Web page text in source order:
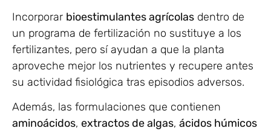
Incorporar bioestimulantes agrícolas dentro de
un programa de fertilización no sustituye a los
fertilizantes, pero sí ayudan a que la planta
aproveche mejor los nutrientes y recupere antes
su actividad fisiológica tras episodios adversos.
Además, las formulaciones que contienen
aminoácidos, extractos de algas, ácidos húmicos